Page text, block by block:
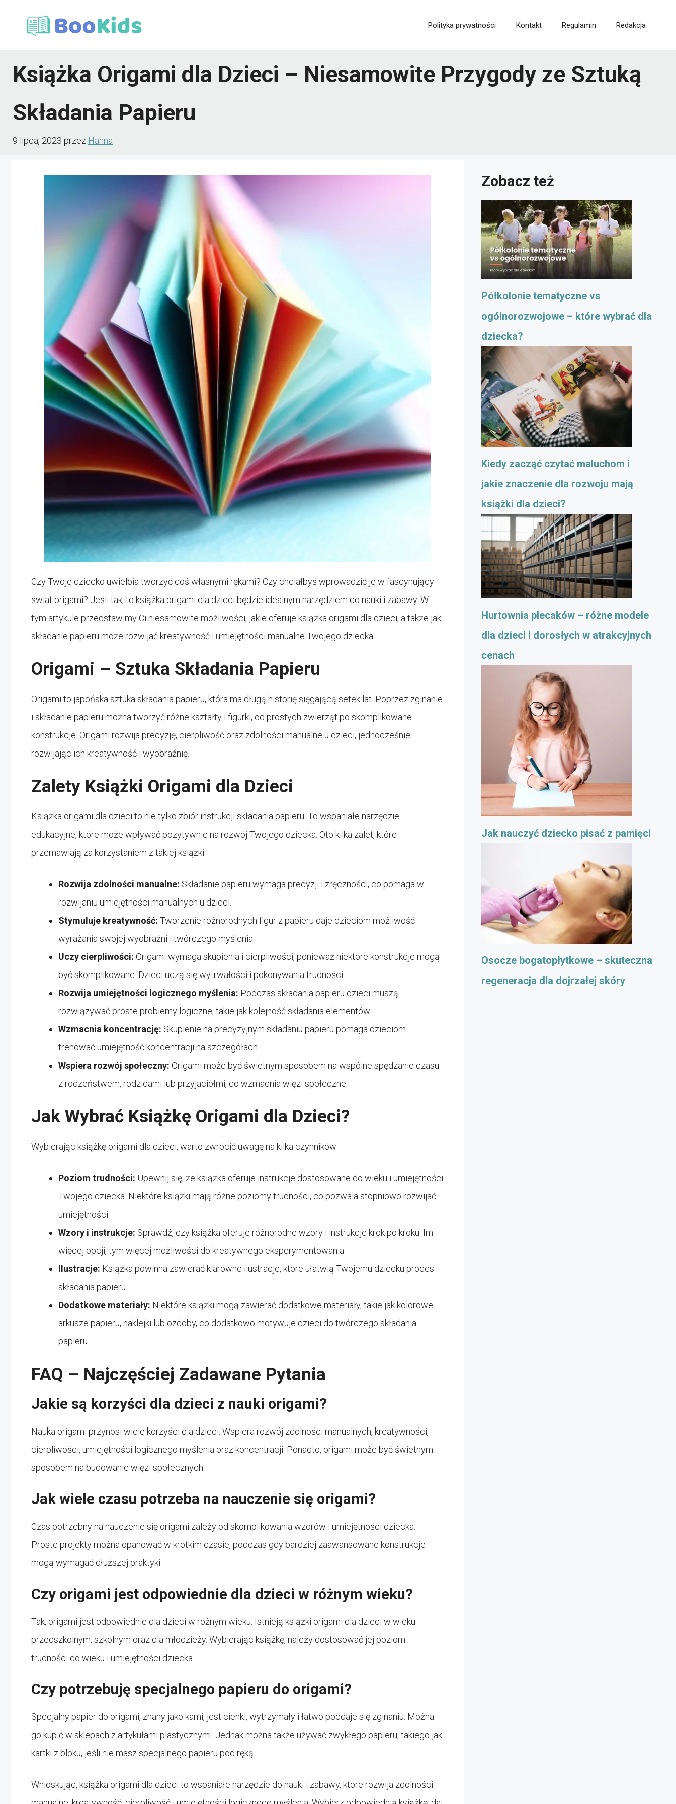
Polityka prywatności Kontakt Regulamin Redakcja
Książka Origami dla Dzieci – Niesamowite Przygody ze Sztuką
Składania Papieru
9 lipca, 2023 przez Hanna
Czy Twoje dziecko uwielbia tworzyć coś własnymi rękami? Czy chciałbyś wprowadzić je w fascynujący
świat origami? Jeśli tak, to książka origami dla dzieci będzie idealnym narzędziem do nauki i zabawy. W
tym artykule przedstawimy Ci niesamowite możliwości, jakie oferuje książka origami dla dzieci, a także jak
składanie papieru może rozwijać kreatywność i umiejętności manualne Twojego dziecka.
Origami – Sztuka Składania Papieru
Origami to japońska sztuka składania papieru, która ma długą historię sięgającą setek lat. Poprzez zginanie
i składanie papieru można tworzyć różne kształty i figurki, od prostych zwierząt po skomplikowane
konstrukcje. Origami rozwija precyzję, cierpliwość oraz zdolności manualne u dzieci, jednocześnie
rozwijając ich kreatywność i wyobraźnię.
Zalety Książki Origami dla Dzieci
Książka origami dla dzieci to nie tylko zbiór instrukcji składania papieru. To wspaniałe narzędzie
edukacyjne, które może wpływać pozytywnie na rozwój Twojego dziecka. Oto kilka zalet, które
przemawiają za korzystaniem z takiej książki:
Rozwija zdolności manualne: Składanie papieru wymaga precyzji i zręczności, co pomaga w
rozwijaniu umiejętności manualnych u dzieci.
Stymuluje kreatywność: Tworzenie różnorodnych figur z papieru daje dzieciom możliwość
wyrażania swojej wyobraźni i twórczego myślenia.
Uczy cierpliwości: Origami wymaga skupienia i cierpliwości, ponieważ niektóre konstrukcje mogą
być skomplikowane. Dzieci uczą się wytrwałości i pokonywania trudności.
Rozwija umiejętności logicznego myślenia: Podczas składania papieru dzieci muszą
rozwiązywać proste problemy logiczne, takie jak kolejność składania elementów.
Wzmacnia koncentrację: Skupienie na precyzyjnym składaniu papieru pomaga dzieciom
trenować umiejętność koncentracji na szczegółach.
Wspiera rozwój społeczny: Origami może być świetnym sposobem na wspólne spędzanie czasu
z rodzeństwem, rodzicami lub przyjaciółmi, co wzmacnia więzi społeczne.
Jak Wybrać Książkę Origami dla Dzieci?
Wybierając książkę origami dla dzieci, warto zwrócić uwagę na kilka czynników:
Poziom trudności: Upewnij się, że książka oferuje instrukcje dostosowane do wieku i umiejętności
Twojego dziecka. Niektóre książki mają różne poziomy trudności, co pozwala stopniowo rozwijać
umiejętności.
Wzory i instrukcje: Sprawdź, czy książka oferuje różnorodne wzory i instrukcje krok po kroku. Im
więcej opcji, tym więcej możliwości do kreatywnego eksperymentowania.
Ilustracje: Książka powinna zawierać klarowne ilustracje, które ułatwią Twojemu dziecku proces
składania papieru.
Dodatkowe materiały: Niektóre książki mogą zawierać dodatkowe materiały, takie jak kolorowe
arkusze papieru, naklejki lub ozdoby, co dodatkowo motywuje dzieci do twórczego składania
papieru.
FAQ – Najczęściej Zadawane Pytania
Jakie są korzyści dla dzieci z nauki origami?
Nauka origami przynosi wiele korzyści dla dzieci. Wspiera rozwój zdolności manualnych, kreatywności,
cierpliwości, umiejętności logicznego myślenia oraz koncentracji. Ponadto, origami może być świetnym
sposobem na budowanie więzi społecznych.
Jak wiele czasu potrzeba na nauczenie się origami?
Czas potrzebny na nauczenie się origami zależy od skomplikowania wzorów i umiejętności dziecka.
Proste projekty można opanować w krótkim czasie, podczas gdy bardziej zaawansowane konstrukcje
mogą wymagać dłuższej praktyki.
Czy origami jest odpowiednie dla dzieci w różnym wieku?
Tak, origami jest odpowiednie dla dzieci w różnym wieku. Istnieją książki origami dla dzieci w wieku
przedszkolnym, szkolnym oraz dla młodzieży. Wybierając książkę, należy dostosować jej poziom
trudności do wieku i umiejętności dziecka.
Czy potrzebuję specjalnego papieru do origami?
Specjalny papier do origami, znany jako kami, jest cienki, wytrzymały i łatwo poddaje się zginaniu. Można
go kupić w sklepach z artykułami plastycznymi. Jednak można także używać zwykłego papieru, takiego jak
kartki z bloku, jeśli nie masz specjalnego papieru pod ręką.
Wnioskując, książka origami dla dzieci to wspaniałe narzędzie do nauki i zabawy, które rozwija zdolności
Zobacz też
Półkolonie tematyczne vs
ogólnorozwojowe – które wybrać dla
dziecka?
Kiedy zacząć czytać maluchom i
jakie znaczenie dla rozwoju mają
książki dla dzieci?
Hurtownia plecaków – różne modele
dla dzieci i dorosłych w atrakcyjnych
cenach
Jak nauczyć dziecko pisać z pamięci
Osocze bogatopłytkowe – skuteczna
regeneracja dla dojrzałej skóry